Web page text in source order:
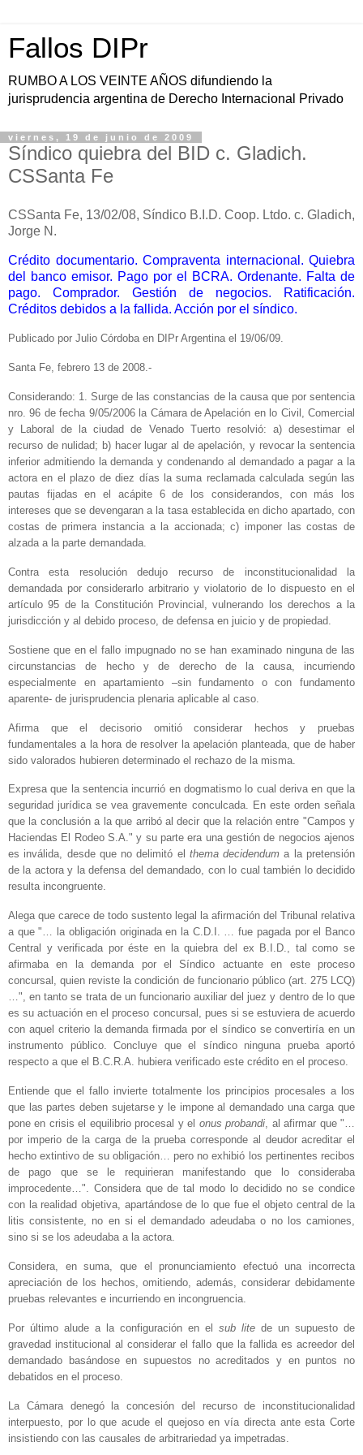
Fallos DIPr
RUMBO A LOS VEINTE AÑOS difundiendo la
jurisprudencia argentina de Derecho Internacional Privado
viernes, 19 de junio de 2009
Síndico quiebra del BID c. Gladich.
CSSanta Fe
CSSanta Fe, 13/02/08, Síndico B.I.D. Coop. Ltdo. c. Gladich,
Jorge N.
Crédito documentario. Compraventa internacional. Quiebra
del banco emisor. Pago por el BCRA. Ordenante. Falta de
pago. Comprador. Gestión de negocios. Ratificación.
Créditos debidos a la fallida. Acción por el síndico.
Publicado por Julio Córdoba en DIPr Argentina el 19/06/09.
Santa Fe, febrero 13 de 2008.-
Considerando: 1. Surge de las constancias de la causa que por sentencia
nro. 96 de fecha 9/05/2006 la Cámara de Apelación en lo Civil, Comercial
y Laboral de la ciudad de Venado Tuerto resolvió: a) desestimar el
recurso de nulidad; b) hacer lugar al de apelación, y revocar la sentencia
inferior admitiendo la demanda y condenando al demandado a pagar a la
actora en el plazo de diez días la suma reclamada calculada según las
pautas fijadas en el acápite 6 de los considerandos, con más los
intereses que se devengaran a la tasa establecida en dicho apartado, con
costas de primera instancia a la accionada; c) imponer las costas de
alzada a la parte demandada.
Contra esta resolución dedujo recurso de inconstitucionalidad la
demandada por considerarlo arbitrario y violatorio de lo dispuesto en el
artículo 95 de la Constitución Provincial, vulnerando los derechos a la
jurisdicción y al debido proceso, de defensa en juicio y de propiedad.
Sostiene que en el fallo impugnado no se han examinado ninguna de las
circunstancias de hecho y de derecho de la causa, incurriendo
especialmente en apartamiento –sin fundamento o con fundamento
aparente- de jurisprudencia plenaria aplicable al caso.
Afirma que el decisorio omitió considerar hechos y pruebas
fundamentales a la hora de resolver la apelación planteada, que de haber
sido valorados hubieren determinado el rechazo de la misma.
Expresa que la sentencia incurrió en dogmatismo lo cual deriva en que la
seguridad jurídica se vea gravemente conculcada. En este orden señala
que la conclusión a la que arribó al decir que la relación entre "Campos y
Haciendas El Rodeo S.A." y su parte era una gestión de negocios ajenos
es inválida, desde que no delimitó el thema decidendum a la pretensión
de la actora y la defensa del demandado, con lo cual también lo decidido
resulta incongruente.
Alega que carece de todo sustento legal la afirmación del Tribunal relativa
a que "… la obligación originada en la C.D.I. … fue pagada por el Banco
Central y verificada por éste en la quiebra del ex B.I.D., tal como se
afirmaba en la demanda por el Síndico actuante en este proceso
concursal, quien reviste la condición de funcionario público (art. 275 LCQ)
…", en tanto se trata de un funcionario auxiliar del juez y dentro de lo que
es su actuación en el proceso concursal, pues si se estuviera de acuerdo
con aquel criterio la demanda firmada por el síndico se convertiría en un
instrumento público. Concluye que el síndico ninguna prueba aportó
respecto a que el B.C.R.A. hubiera verificado este crédito en el proceso.
Entiende que el fallo invierte totalmente los principios procesales a los
que las partes deben sujetarse y le impone al demandado una carga que
pone en crisis el equilibrio procesal y el onus probandi, al afirmar que "…
por imperio de la carga de la prueba corresponde al deudor acreditar el
hecho extintivo de su obligación… pero no exhibió los pertinentes recibos
de pago que se le requirieran manifestando que lo consideraba
improcedente…". Considera que de tal modo lo decidido no se condice
con la realidad objetiva, apartándose de lo que fue el objeto central de la
litis consistente, no en si el demandado adeudaba o no los camiones,
sino si se los adeudaba a la actora.
Considera, en suma, que el pronunciamiento efectuó una incorrecta
apreciación de los hechos, omitiendo, además, considerar debidamente
pruebas relevantes e incurriendo en incongruencia.
Por último alude a la configuración en el sub lite de un supuesto de
gravedad institucional al considerar el fallo que la fallida es acreedor del
demandado basándose en supuestos no acreditados y en puntos no
debatidos en el proceso.
La Cámara denegó la concesión del recurso de inconstitucionalidad
interpuesto, por lo que acude el quejoso en vía directa ante esta Corte
insistiendo con las causales de arbitrariedad ya impetradas.